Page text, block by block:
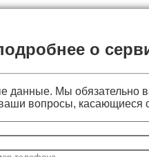
о
данные. Мы обязательно
вопросы, касающиеся